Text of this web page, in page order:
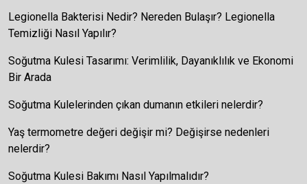
Legionella Bakterisi Nedir? Nereden Bulaşır? Legionella
Temizliği Nasıl Yapılır?
Soğutma Kulesi Tasarımı: Verimlilik, Dayanıklılık ve Ekonomi
Bir Arada
Soğutma Kulelerinden çıkan dumanın etkileri nelerdir?
Yaş termometre değeri değişir mi? Değişirse nedenleri
nelerdir?
Soğutma Kulesi Bakımı Nasıl Yapılmalıdır?